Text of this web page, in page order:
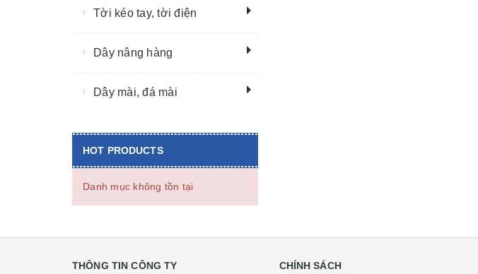
Tời kéo tay, tời điện
Dây nâng hàng
Dây mài, đá mài
HOT PRODUCTS
Danh mục không tồn tại
THÔNG TIN CÔNG TY CHÍNH SÁCH